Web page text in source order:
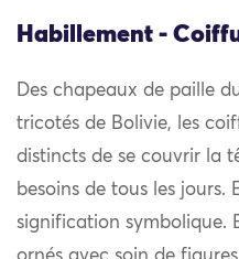
Habillement -
Des chapeaux de paille
tricotés de Bolivie, les
distincts de se couvrir la
besoins de tous les jours.
signification symbolique.